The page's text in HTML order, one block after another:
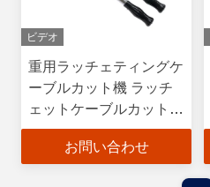
ビデオ
重用ラッチェティングケ
ーブルカット機 ラッチ
ェットケーブルカット機
3x185mm2 銅装甲ケー
お問い合わせ